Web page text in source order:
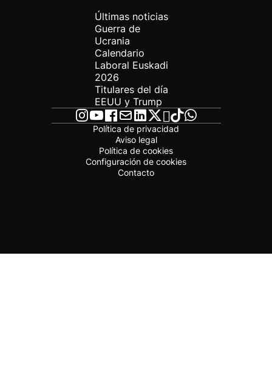
Últimas noticias
Guerra de
Ucrania
Calendario
Laboral Euskadi
2026
Titulares del día
EEUU y Trump
Política de privacidad
Aviso legal
Política de cookies
Configuración de cookies
Contacto